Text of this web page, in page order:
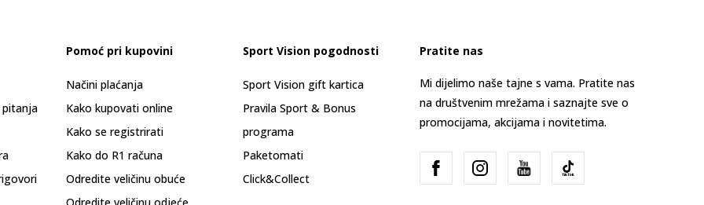
pitanja
Pomoć pri kupovini
Načini plaćanja
Kako kupovati online
Kako se registrirati
Kako do R1 računa
Odredite veličinu obuće
Sport Vision pogodnosti
Sport Vision gift kartica
Pravila Sport & Bonus
programa
Paketomati
Click&Collect
Pratite nas
Mi dijelimo naše tajne s vama. Pratite nas
na društvenim mrežama i saznajte sve o
promocijama, akcijama i novitetima.